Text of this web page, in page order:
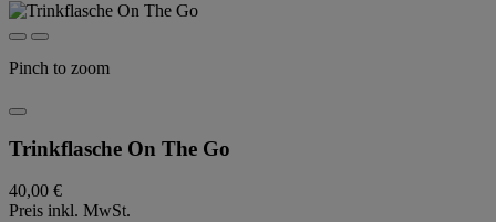
Pinch to zoom
Trinkflasche On The Go
40,00 €
Preis inkl. MwSt.